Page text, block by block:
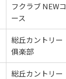
フクラブ NEWコ
ース
総丘カントリー
俱楽部
総丘カントリー